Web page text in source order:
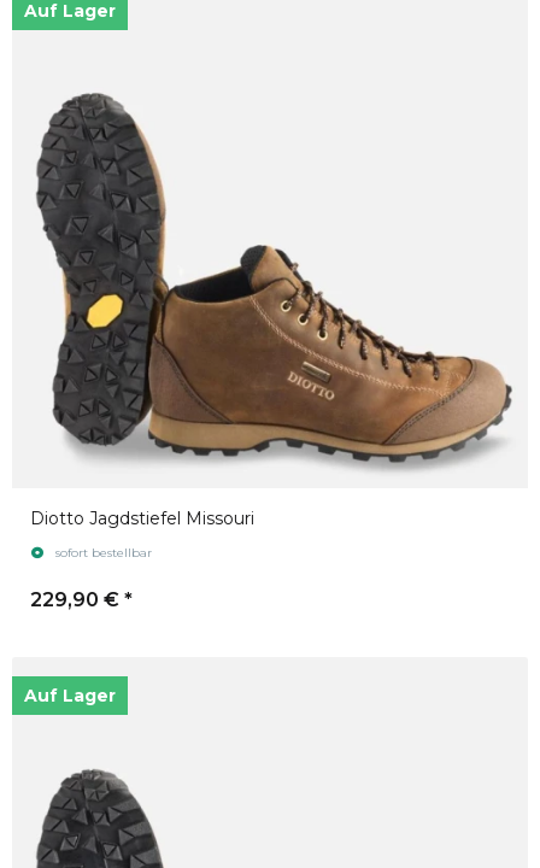
Auf Lager
Diotto Jagdstiefel Missouri
sofort bestellbar
229,90 € *
Auf Lager